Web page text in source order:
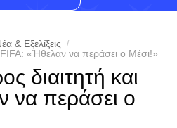
& Εξελίξεις
«Ήθελαν να περάσει ο Μέσι!»
διαιτητή και
να περάσει ο